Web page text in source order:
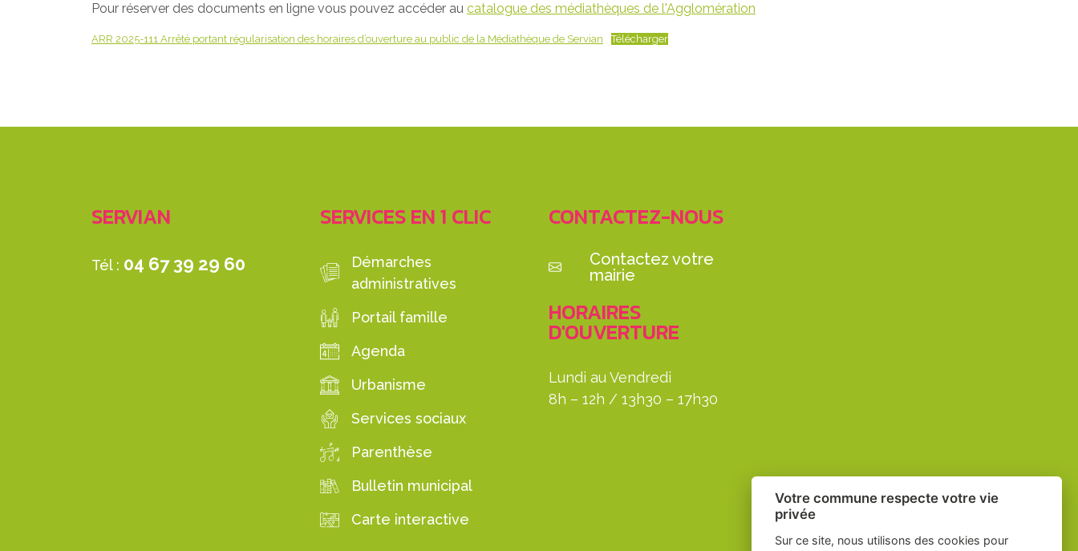
Pour réserver des documents en ligne vous pouvez accéder au catalogue des médiathèques de l'Agglomération
ARR 2025-111 Arrêté portant régularisation des horaires d’ouverture au public de la Médiathèque de Servian Télécharger
SERVIAN
Tél : 04 67 39 29 60
SERVICES EN 1 CLIC
Démarches
administratives
Portail famille
Agenda
Urbanisme
Services sociaux
Parenthèse
Bulletin municipal
Carte interactive
CONTACTEZ-NOUS
Contactez votre
mairie
HORAIRES
D'OUVERTURE
Lundi au Vendredi
8h – 12h / 13h30 – 17h30
Votre commune respecte votre vie
privée
Sur ce site, nous utilisons des cookies pour